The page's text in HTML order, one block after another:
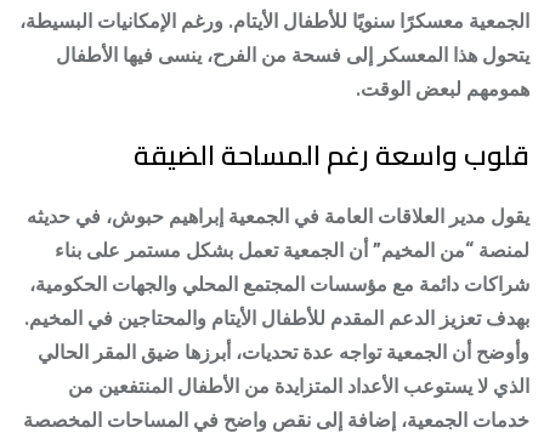
الجمعية معسكرًا سنويًا للأطفال الأيتام. ورغم الإمكانيات البسيطة،
يتحول هذا المعسكر إلى فسحة من الفرح، ينسى فيها الأطفال
همومهم لبعض الوقت.
قلوب واسعة رغم المساحة الضيقة
يقول مدير العلاقات العامة في الجمعية إبراهيم حبوش، في حديثه
لمنصة “من المخيم” أن الجمعية تعمل بشكل مستمر على بناء
شراكات دائمة مع مؤسسات المجتمع المحلي والجهات الحكومية،
بهدف تعزيز الدعم المقدم للأطفال الأيتام والمحتاجين في المخيم.
وأوضح أن الجمعية تواجه عدة تحديات، أبرزها ضيق المقر الحالي
الذي لا يستوعب الأعداد المتزايدة من الأطفال المنتفعين من
خدمات الجمعية، إضافة إلى نقص واضح في المساحات المخصصة